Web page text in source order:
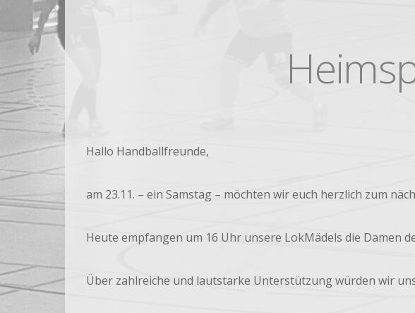
Hallo Handballfreunde,
am 23.11. – ein Samstag – möchten wir euch herzlich zum
Heute empfangen um 16 Uhr unsere LokMädels die Damen
Über zahlreiche und lautstarke Unterstützung würden wir